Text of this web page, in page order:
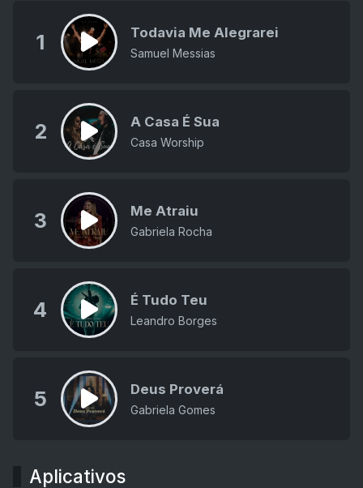
1 Todavia Me Alegrarei
Samuel Messias
2 A Casa É Sua
Casa Worship
3 Me Atraiu
Gabriela Rocha
4 É Tudo Teu
Leandro Borges
5 Deus Proverá
Gabriela Gomes
Aplicativos